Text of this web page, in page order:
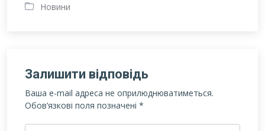
Новини
Залишити відповідь
Ваша e-mail адреса не оприлюднюватиметься.
Обов’язкові поля позначені *